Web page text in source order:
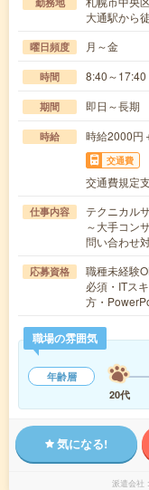
大通駅から
曜日頻度 月～金
時間 8:40～17:40
期間 即日～長期
時給 時給2000円
交通費
交通費規定
仕事内容
テクニカル
～大手コン
問い合わせ
応募資格
職種未経験
必須・ITス
方・
職場の雰囲気
年齢層
20代
気になる!
派遣会社